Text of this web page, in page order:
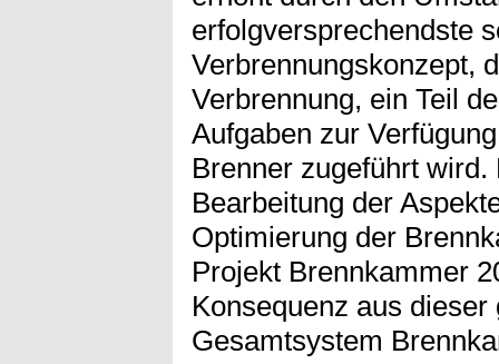
erfolgversprechendste
Verbrennungskonzept,
Verbrennung, ein Teil
Aufgaben zur
Brenner zugeführt
Bearbeitung der
Optimierung der
Projekt Brennkammer
Konsequenz aus
Gesamtsystem